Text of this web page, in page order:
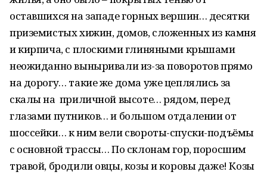
оставшихся на западе горных вершин… десятки
приземистых хижин, домов, сложенных из камня
и кирпича, с плоскими глиняными крышами
неожиданно выныривали из-за поворотов прямо
на дорогу… такие же дома уже цеплялись за
скалы на приличной высоте… рядом, перед
глазами путников… и большом отдалении от
шоссейки… к ним вели свороты-спуски-подъёмы
с основной трассы… По склонам гор, поросшим
травой, бродили овцы, козы и коровы даже! Козы